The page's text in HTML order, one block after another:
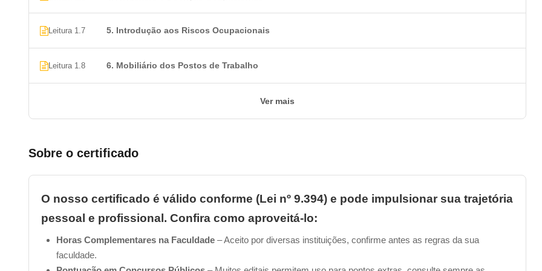
Acidentes de trabalho e doenças ocupacionais
Introdução aos riscos ocupacionais
Capacitação dos Trabalhadores
Condições Sanitárias de Conforto
Perguntas frequentes
1. Qual o valor de um Curso de NR 17 – Teleatendimento e Telemarketing?
Leitura 1.7 5. Introdução aos Riscos Ocupacionais
Leitura 1.8 6. Mobiliário dos Postos de Trabalho
Ver mais
Sobre o certificado
O nosso certificado é válido conforme (Lei nº 9.394) e pode impulsionar sua trajetória
pessoal e profissional. Confira como aproveitá-lo:
Horas Complementares na Faculdade – Aceito por diversas instituições, confirme antes as regras da sua
faculdade.